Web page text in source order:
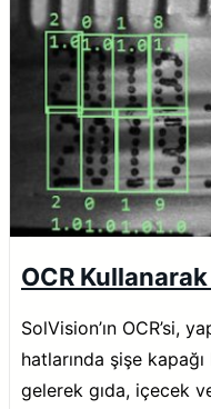
OCR
SolVision’ın OCR’si,
hatlarında şişe
gelerek gıda, içecek